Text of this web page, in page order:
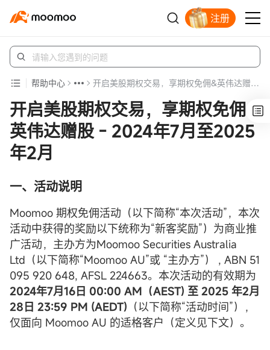
注册
帮助中心 开启美股期权交易，享期权免佣&英伟达赠股 - 2024年7月至2025年2月
开启美股期权交易，享期权免佣&
英伟达赠股 - 2024年7月至2025
年2月
一、活动说明
Moomoo 期权免佣活动（以下简称“本次活动”，本次
活动中获得的奖励以下统称为“新客奖励”）为商业推
广活动，主办方为Moomoo Securities Australia
Ltd（以下简称“Moomoo AU”或 “主办方”） , ABN 51
095 920 648, AFSL 224663。本次活动的有效期为
2024年7月16日 00:00 AM（AEST) 至 2025 年2月
28日 23:59 PM (AEDT) （以下简称“活动时间”），
仅面向 Moomoo AU 的适格客户（定义见下文）。